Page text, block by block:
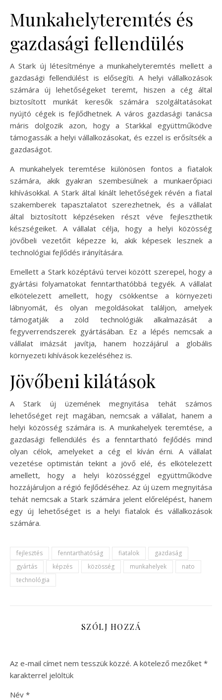
Munkahelyteremtés és
gazdasági fellendülés
A Stark új létesítménye a munkahelyteremtés mellett a
gazdasági fellendülést is elősegíti. A helyi vállalkozások
számára új lehetőségeket teremt, hiszen a cég által
biztosított munkát keresők számára szolgáltatásokat
nyújtó cégek is fejlődhetnek. A város gazdasági tanácsa
máris dolgozik azon, hogy a Starkkal együttműködve
támogassák a helyi vállalkozásokat, és ezzel is erősítsék a
gazdaságot.
A munkahelyek teremtése különösen fontos a fiatalok
számára, akik gyakran szembesülnek a munkaerőpiaci
kihívásokkal. A Stark által kínált lehetőségek révén a fiatal
szakemberek tapasztalatot szerezhetnek, és a vállalat
által biztosított képzéseken részt véve fejleszthetik
készségeiket. A vállalat célja, hogy a helyi közösség
jövőbeli vezetőit képezze ki, akik képesek lesznek a
technológiai fejlődés irányítására.
Emellett a Stark középtávú tervei között szerepel, hogy a
gyártási folyamatokat fenntarthatóbbá tegyék. A vállalat
elkötelezett amellett, hogy csökkentse a környezeti
lábnyomát, és olyan megoldásokat találjon, amelyek
támogatják a zöld technológiák alkalmazását a
fegyverrendszerek gyártásában. Ez a lépés nemcsak a
vállalat imázsát javítja, hanem hozzájárul a globális
környezeti kihívások kezeléséhez is.
Jövőbeni kilátások
A Stark új üzemének megnyitása tehát számos
lehetőséget rejt magában, nemcsak a vállalat, hanem a
helyi közösség számára is. A munkahelyek teremtése, a
gazdasági fellendülés és a fenntartható fejlődés mind
olyan célok, amelyeket a cég el kíván érni. A vállalat
vezetése optimistán tekint a jövő elé, és elkötelezett
amellett, hogy a helyi közösséggel együttműködve
hozzájáruljon a régió fejlődéséhez. Az új üzem megnyitása
tehát nemcsak a Stark számára jelent előrelépést, hanem
egy új lehetőséget is a helyi fiatalok és vállalkozások
számára.
fejlesztés fenntarthatóság fiatalok
gazdaság
gyártás
képzés közösség munkahelyek
nato
technológia
SZÓLJ HOZZÁ
Az e-mail címet nem tesszük közzé. A kötelező mezőket *
karakterrel jelöltük
Név *